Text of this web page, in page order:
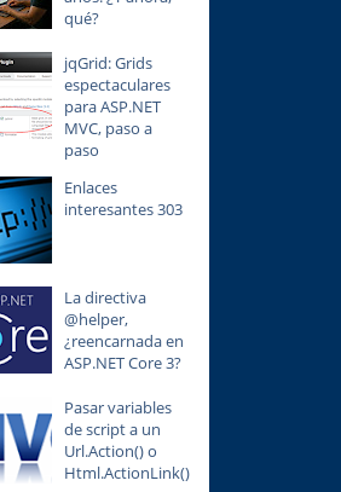
qué?
jqGrid: Grids
espectaculares
para ASP.NET
MVC, paso a
paso
Enlaces
interesantes 303
La directiva
@helper,
¿reencarnada en
ASP.NET Core 3?
Pasar variables
de script a un
Url.Action() o
Html.ActionLink()